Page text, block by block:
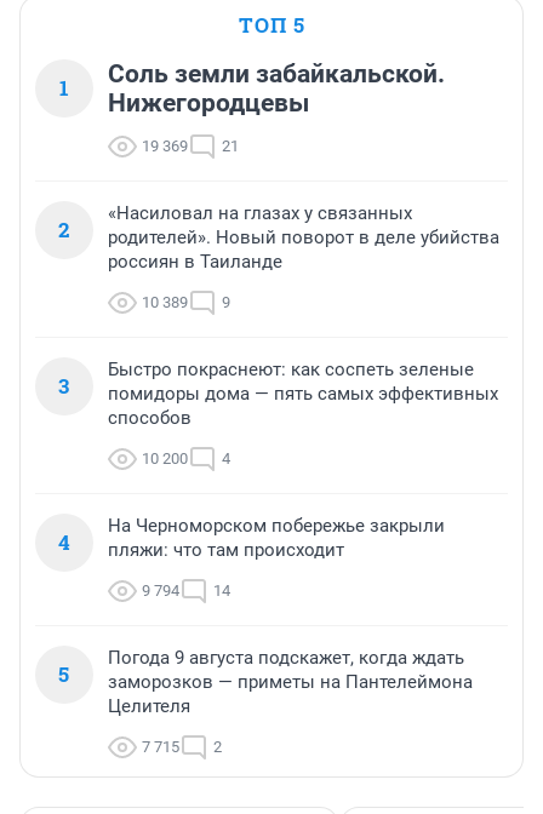
ТОП 5
1
Соль земли забайкальской.
Нижегородцевы
19 369 21
2
«Насиловал на глазах у связанных
родителей». Новый поворот в деле убийства
россиян в Таиланде
10 389 9
3
Быстро покраснеют: как соспеть зеленые
помидоры дома — пять самых эффективных
способов
10 200 4
4
На Черноморском побережье закрыли
пляжи: что там происходит
9 794 14
5
Погода 9 августа подскажет, когда ждать
заморозков — приметы на Пантелеймона
Целителя
7 715 2